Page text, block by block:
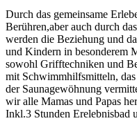
Durch das gemeinsame
Berühren,aber auch durch
werden die Beziehung und
und Kindern in besonderem
sowohl Grifftechniken und
mit Schwimmhilfsmitteln, das
der Saunagewöhnung
wir alle Mamas und Papas
Inkl.3 Stunden Erelebnisbad